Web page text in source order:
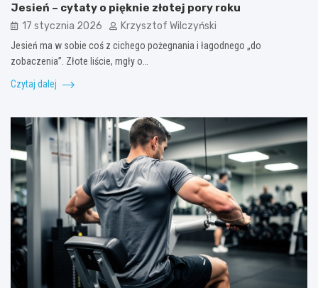
Jesień – cytaty o pięknie złotej pory roku
17 stycznia 2026 Krzysztof Wilczyński
Jesień ma w sobie coś z cichego pożegnania i łagodnego „do
zobaczenia”. Złote liście, mgły o…
Czytaj dalej